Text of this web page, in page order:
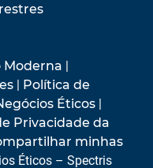
Moderna |
| Política de
Éticos |
Privacidade da
minhas
Éticos – Spectris